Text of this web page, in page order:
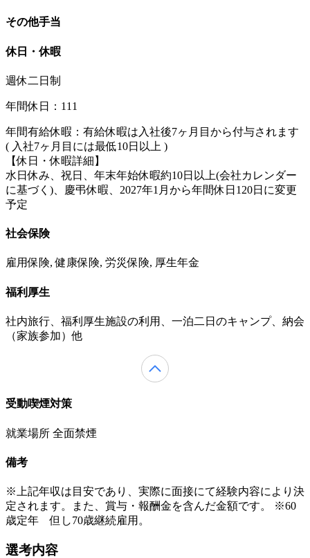
その他手当
休日・休暇
週休二日制
年間休日：111
年間有給休暇：有給休暇は入社後7ヶ月目から付与されます
( 入社7ヶ月目には最低10日以上 )
【休日・休暇詳細】
水日休み、祝日、年末年始休暇約10日以上(会社カレンダー
に基づく)、慶弔休暇、2027年1月から年間休日120日に変更
予定
社会保険
雇用保険, 健康保険, 労災保険, 厚生年金
福利厚生
社内旅行、福利厚生施設の利用、一泊二日のキャンプ、納会
（家族参加）他
受動喫煙対策
就業場所 全面禁煙
備考
※上記年収は目安であり、実際に面接にて経験内容により決
定されます。また、賞与・報酬金を含んだ金額です。 ※60
歳定年 但し70歳継続雇用。
選考内容